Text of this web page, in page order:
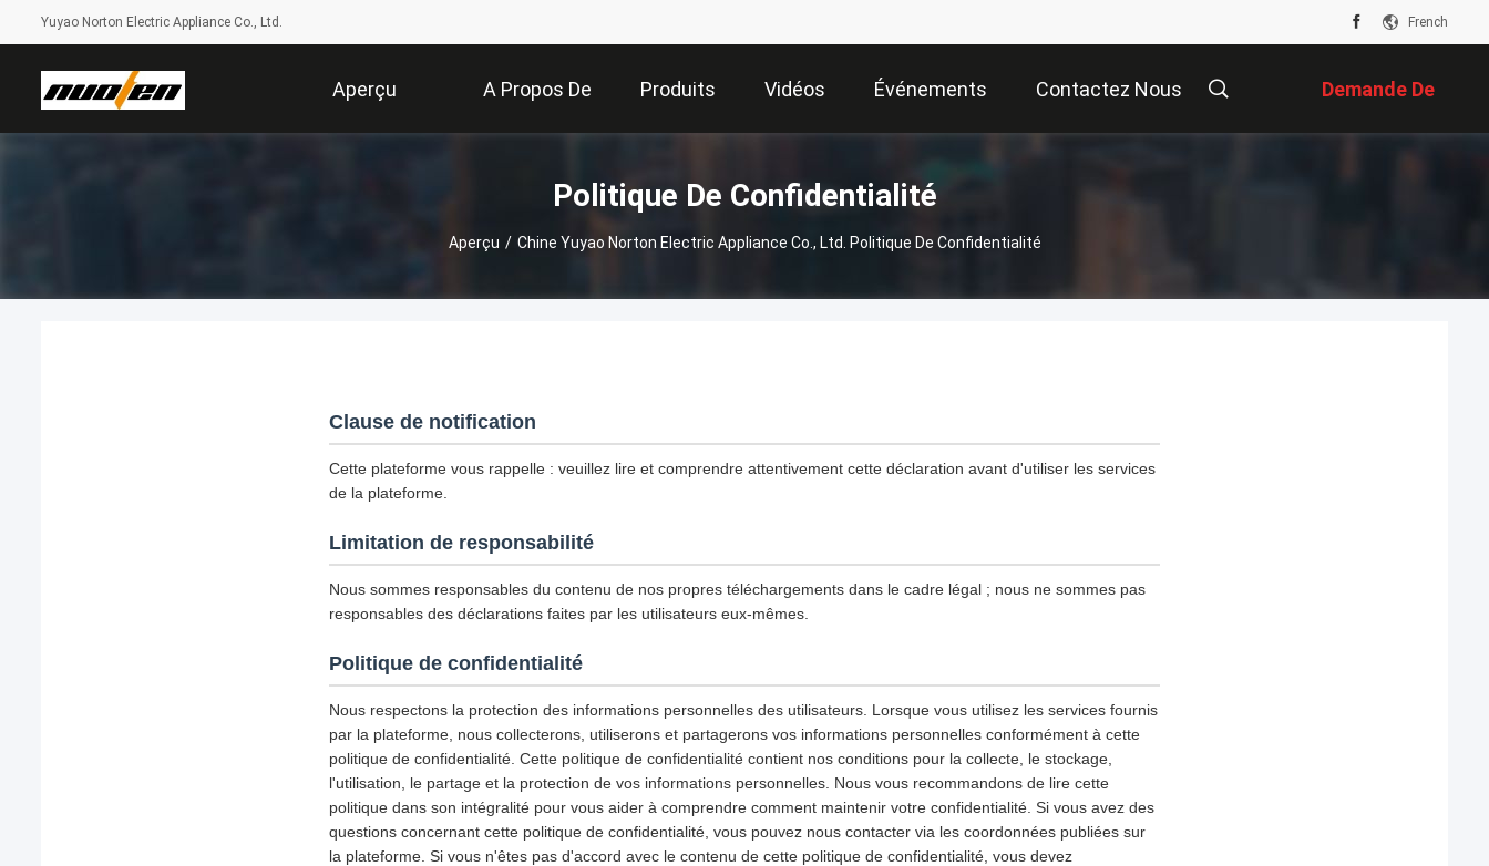
Yuyao Norton Electric Appliance Co., Ltd. French
Aperçu A Propos De
Nous
Produits Vidéos Événements Contactez Nous Demande De
Soumission
Politique De Confidentialité
Aperçu / Chine Yuyao Norton Electric Appliance Co., Ltd. Politique De Confidentialité
Clause de notification
Cette plateforme vous rappelle : veuillez lire et comprendre attentivement cette déclaration avant d'utiliser les services
de la plateforme.
Limitation de responsabilité
Nous sommes responsables du contenu de nos propres téléchargements dans le cadre légal ; nous ne sommes pas
responsables des déclarations faites par les utilisateurs eux-mêmes.
Politique de confidentialité
Nous respectons la protection des informations personnelles des utilisateurs. Lorsque vous utilisez les services fournis
par la plateforme, nous collecterons, utiliserons et partagerons vos informations personnelles conformément à cette
politique de confidentialité. Cette politique de confidentialité contient nos conditions pour la collecte, le stockage,
l'utilisation, le partage et la protection de vos informations personnelles. Nous vous recommandons de lire cette
politique dans son intégralité pour vous aider à comprendre comment maintenir votre confidentialité. Si vous avez des
questions concernant cette politique de confidentialité, vous pouvez nous contacter via les coordonnées publiées sur
la plateforme. Si vous n'êtes pas d'accord avec le contenu de cette politique de confidentialité, vous devez